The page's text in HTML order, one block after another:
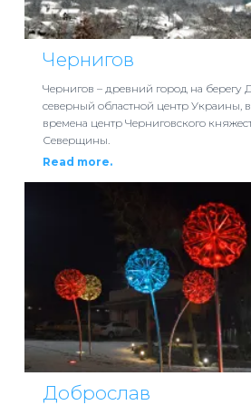
Чернигов
Чернигов – древний город на берегу
северный областной центр Украины,
времена центр Черниговского
Северщины.
Read more.
Доброслав